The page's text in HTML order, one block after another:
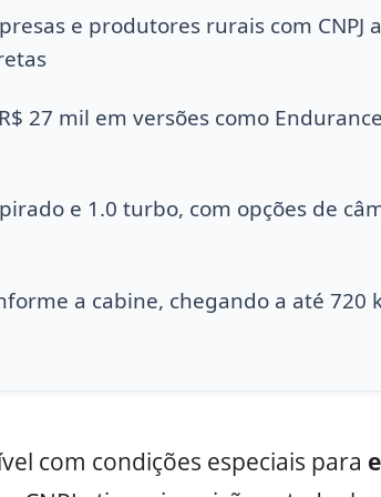
e produtores rurais com CNPJ
27 mil em versões como
e 1.0 turbo, com opções de
a cabine, chegando a até 720
com condições especiais para